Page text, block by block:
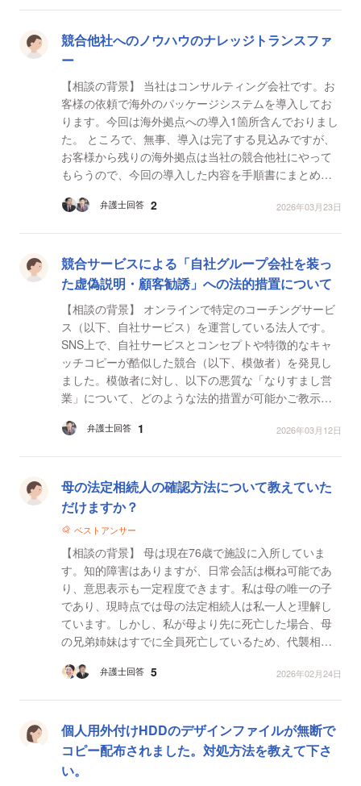
競合他社へのノウハウのナレッジトランスファ
ー
【相談の背景】 当社はコンサルティング会社です。お
客様の依頼で海外のパッケージシステムを導入してお
ります。今回は海外拠点への導入1箇所含んでおりまし
た。 ところで、無事、導入は完了する見込みですが、
お客様から残りの海外拠点は当社の競合他社にやって
もらうので、今回の導入した内容を手順書にまとめて
は現...
弁護士回答 2 2026年03月23日
競合サービスによる「自社グループ会社を装っ
た虚偽説明・顧客勧誘」への法的措置について
【相談の背景】 オンラインで特定のコーチングサービ
ス（以下、自社サービス）を運営している法人です。
SNS上で、自社サービスとコンセプトや特徴的なキャ
ッチコピーが酷似した競合（以下、模倣者）を発見し
ました。模倣者に対し、以下の悪質な「なりすまし営
業」について、どのような法的措置が可能かご教示く
個...
弁護士回答 1 2026年03月12日
母の法定相続人の確認方法について教えていた
だけますか？
ベストアンサー
【相談の背景】 母は現在76歳で施設に入所していま
す。知的障害はありますが、日常会話は概ね可能であ
り、意思表示も一定程度できます。私は母の唯一の子
であり、現時点では母の法定相続人は私一人と理解し
ています。しかし、私が母より先に死亡した場合、母
の兄弟姉妹はすでに全員死亡しているため、代襲相続
が移る可能...
弁護士回答 5 2026年02月24日
個人用外付けHDDのデザインファイルが無断で
コピー配布されました。対処方法を教えて下さ
い。